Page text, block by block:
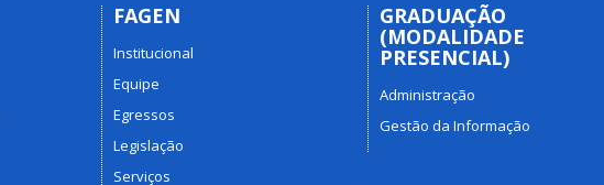
FAGEN
Institucional
Equipe
Egressos
Legislação
Serviços
GRADUAÇÃO
(MODALIDADE
PRESENCIAL)
Administração
Gestão da Informação